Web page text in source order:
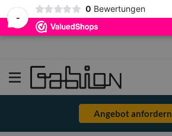
-
0 Bewertungen
Angebot anfordern